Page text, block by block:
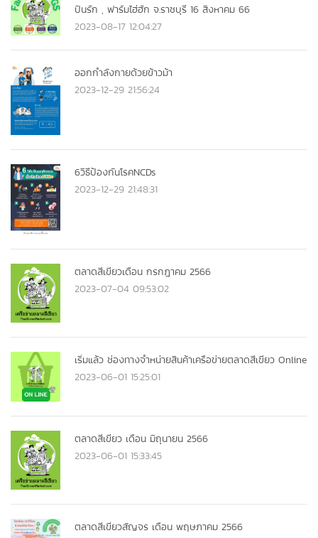
ปันรัก , ฟาร์มไฮ่ฮัก จ.ราชบุรี 16 สิงหาคม 66
2023-08-17 12:04:27
ออกกำลังกายด้วยข้าวม้า
2023-12-29 21:56:24
6วิธีป้องกันโรคNCDs
2023-12-29 21:48:31
ตลาดสีเขียวเดือน กรกฎาคม 2566
2023-07-04 09:53:02
เริ่มแล้ว ช่องทางจำหน่ายสินค้าเครือข่ายตลาดสีเขียว Online
2023-06-01 15:25:01
ตลาดสีเขียว เดือน มิถุนายน 2566
2023-06-01 15:33:45
ตลาดสีเขียวสัญจร เดือน พฤษภาคม 2566